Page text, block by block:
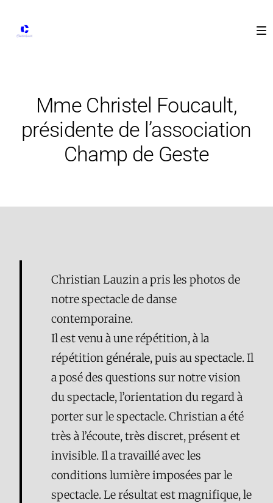
Mme Christel Foucault,
présidente de l’association
Champ de Geste
Christian Lauzin a pris les photos de
notre spectacle de danse
contemporaine.
Il est venu à une répétition, à la
répétition générale, puis au spectacle. Il
a posé des questions sur notre vision
du spectacle, l’orientation du regard à
porter sur le spectacle. Christian a été
très à l’écoute, très discret, présent et
invisible. Il a travaillé avec les
conditions lumière imposées par le
spectacle. Le résultat est magnifique, le